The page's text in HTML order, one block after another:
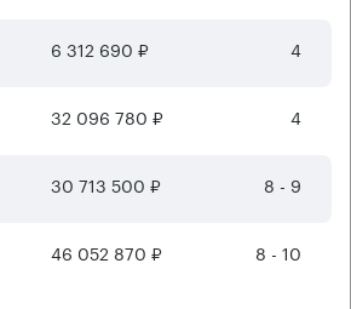
6 312 690 ₽ 4
32 096 780 ₽ 4
30 713 500 ₽ 8 - 9
46 052 870 ₽ 8 - 10